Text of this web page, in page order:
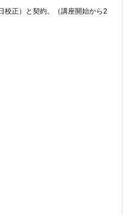
校正）と契約。（講座開始から2